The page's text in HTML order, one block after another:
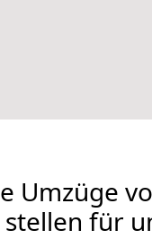
Umzüge
für